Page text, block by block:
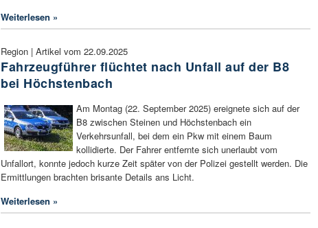
Weiterlesen »
Region | Artikel vom 22.09.2025
Fahrzeugführer flüchtet nach Unfall auf der B8
bei Höchstenbach
Am Montag (22. September 2025) ereignete sich auf der
B8 zwischen Steinen und Höchstenbach ein
Verkehrsunfall, bei dem ein Pkw mit einem Baum
kollidierte. Der Fahrer entfernte sich unerlaubt vom
Unfallort, konnte jedoch kurze Zeit später von der Polizei gestellt werden. Die
Ermittlungen brachten brisante Details ans Licht.
Weiterlesen »